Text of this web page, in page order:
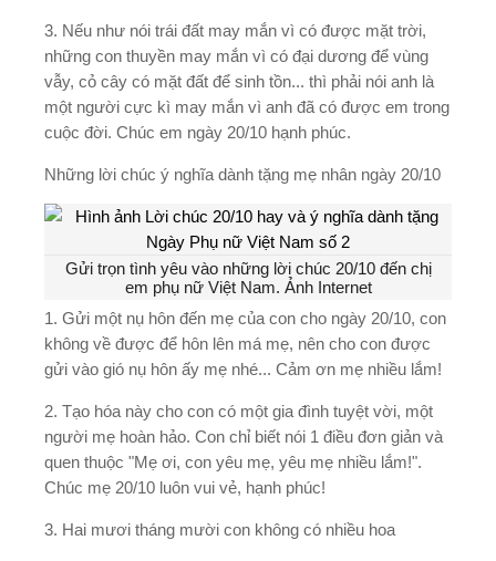
3. Nếu như nói trái đất may mắn vì có được mặt trời,
những con thuyền may mắn vì có đại dương để vùng
vẫy, cỏ cây có mặt đất để sinh tồn... thì phải nói anh là
một người cực kì may mắn vì anh đã có được em trong
cuộc đời. Chúc em ngày 20/10 hạnh phúc.
Những lời chúc ý nghĩa dành tặng mẹ nhân ngày 20/10
Gửi trọn tình yêu vào những lời chúc 20/10 đến chị
em phụ nữ Việt Nam. Ảnh Internet
1. Gửi một nụ hôn đến mẹ của con cho ngày 20/10, con
không về được để hôn lên má mẹ, nên cho con được
gửi vào gió nụ hôn ấy mẹ nhé... Cảm ơn mẹ nhiều lắm!
2. Tạo hóa này cho con có một gia đình tuyệt vời, một
người mẹ hoàn hảo. Con chỉ biết nói 1 điều đơn giản và
quen thuộc "Mẹ ơi, con yêu mẹ, yêu mẹ nhiều lắm!".
Chúc mẹ 20/10 luôn vui vẻ, hạnh phúc!
3. Hai mươi tháng mười con không có nhiều hoa